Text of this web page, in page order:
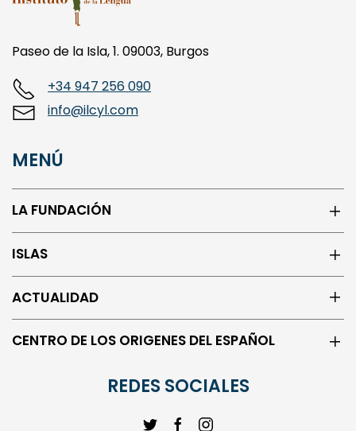
Paseo de la Isla, 1. 09003, Burgos
+34 947 256 090
info@ilcyl.com
MENÚ
LA FUNDACIÓN
ISLAS
ACTUALIDAD
CENTRO DE LOS ORIGENES DEL ESPAÑOL
REDES SOCIALES